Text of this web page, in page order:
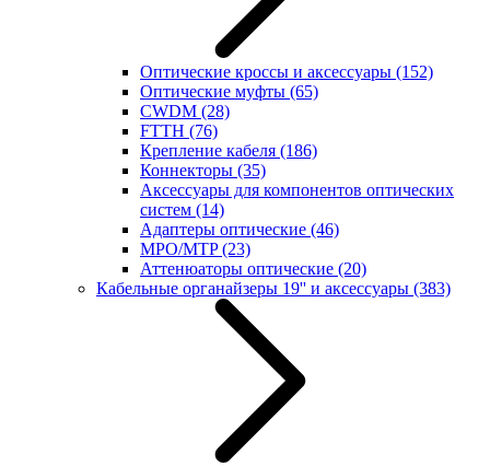
Оптические кроссы и аксессуары (152)
Оптические муфты (65)
CWDM (28)
FTTH (76)
Крепление кабеля (186)
Коннекторы (35)
Аксессуары для компонентов оптических
систем (14)
Адаптеры оптические (46)
MPO/MTP(23)
Аттенюаторы оптические (20)
Кабельные органайзеры 19'' и аксессуары (383)